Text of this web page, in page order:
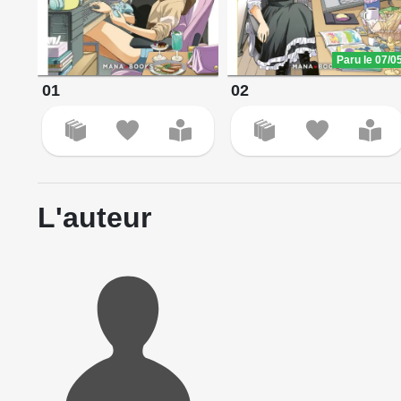
01
Paru le 07/
02
L'auteur